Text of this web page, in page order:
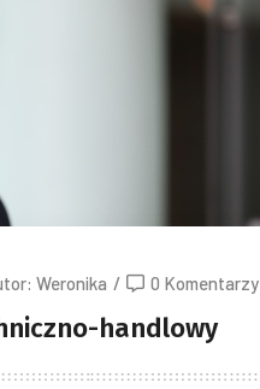
Weronika / 0 Komentarzy
handlowy